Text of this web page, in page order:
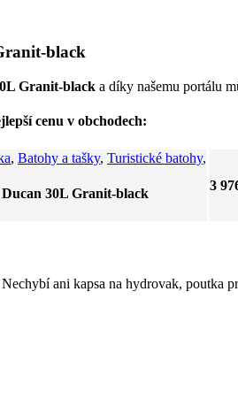
black
Granit-black a díky našemu portálu
cenu v obchodech:
, Batohy a tašky, Turistické batohy,
30L Granit-black
3
ani kapsa na hydrovak, poutka